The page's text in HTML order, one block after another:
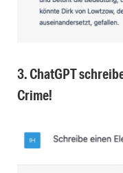
3. ChatGPT
Crime!